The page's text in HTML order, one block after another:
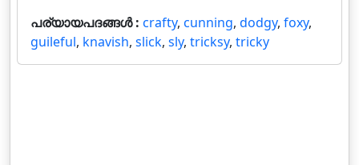
പര്യായപദങ്ങൾ : crafty, cunning, dodgy, foxy,
guileful, knavish, slick, sly, tricksy, tricky